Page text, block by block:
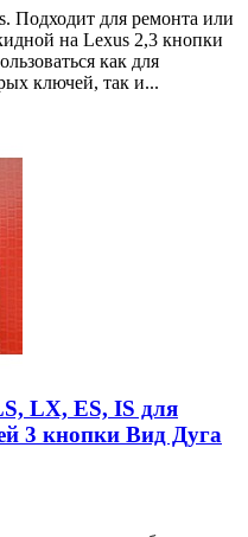
Подходит для ремонта или
на Lexus 2,3 кнопки
как для
ключей, так и...
LX, ES, IS для
3 кнопки Вид Дуга